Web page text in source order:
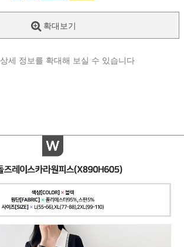
PAYCO 바로
확대보기
상세 정보를 확대해 보실 수 있습니다